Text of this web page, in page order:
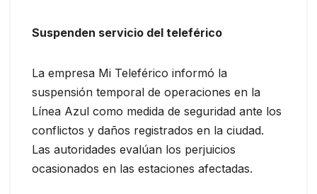
Suspenden servicio del teleférico
La empresa Mi Teleférico informó la
suspensión temporal de operaciones en la
Línea Azul como medida de seguridad ante los
conflictos y daños registrados en la ciudad.
Las autoridades evalúan los perjuicios
ocasionados en las estaciones afectadas.